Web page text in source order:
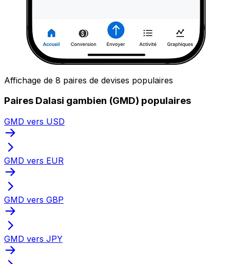
Affichage de 8 paires de devises populaires
Paires Dalasi gambien (GMD) populaires
GMD vers USD
GMD vers EUR
GMD vers GBP
GMD vers JPY